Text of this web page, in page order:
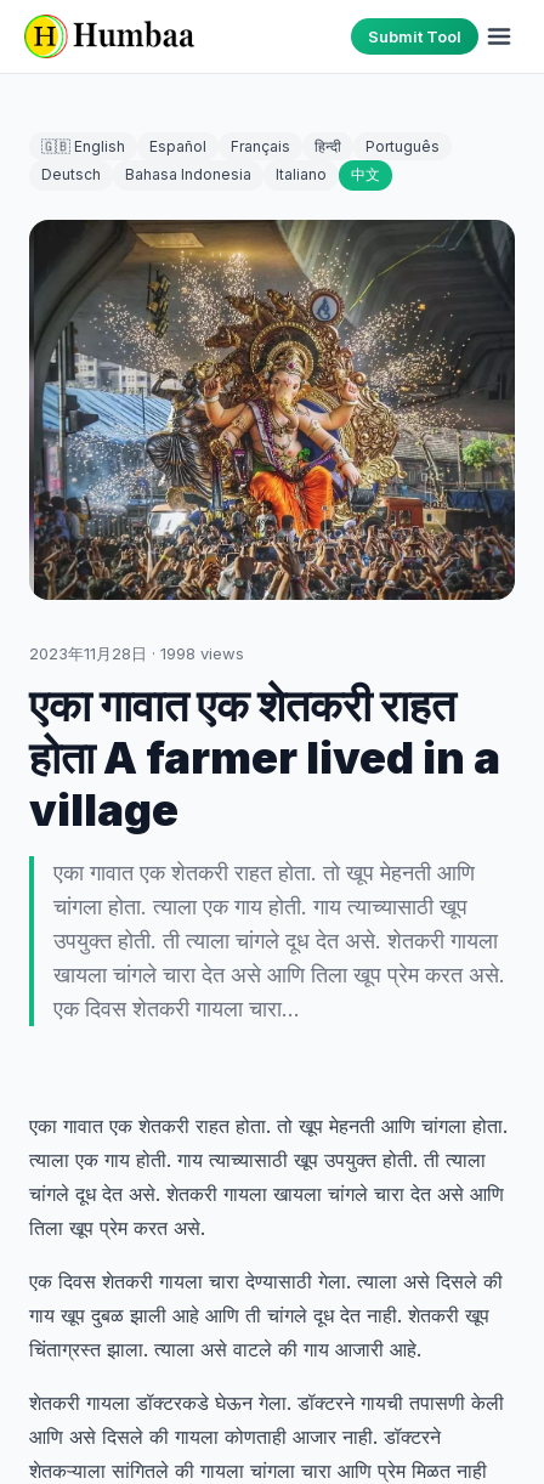
Submit Tool
🇬🇧 English Español Français हिन्दी
Português
Deutsch
Bahasa Indonesia Italiano 中文
2023年11月28日 · 1998 views
एका गावात एक शेतकरी राहत
होता A farmer lived in a
village
एका गावात एक शेतकरी राहत होता. तो खूप मेहनती आणि
चांगला होता. त्याला एक गाय होती. गाय त्याच्यासाठी खूप
उपयुक्त होती. ती त्याला चांगले दूध देत असे. शेतकरी गायला
खायला चांगले चारा देत असे आणि तिला खूप प्रेम करत असे.
एक दिवस शेतकरी गायला चारा…
एका गावात एक शेतकरी राहत होता. तो खूप मेहनती आणि चांगला होता.
त्याला एक गाय होती. गाय त्याच्यासाठी खूप उपयुक्त होती. ती त्याला
चांगले दूध देत असे. शेतकरी गायला खायला चांगले चारा देत असे आणि
तिला खूप प्रेम करत असे.
एक दिवस शेतकरी गायला चारा देण्यासाठी गेला. त्याला असे दिसले की
गाय खूप दुबळ झाली आहे आणि ती चांगले दूध देत नाही. शेतकरी खूप
चिंताग्रस्त झाला. त्याला असे वाटले की गाय आजारी आहे.
शेतकरी गायला डॉक्टरकडे घेऊन गेला. डॉक्टरने गायची तपासणी केली
आणि असे दिसले की गायला कोणताही आजार नाही. डॉक्टरने
शेतकऱ्याला सांगितले की गायला चांगला चारा आणि प्रेम मिळत नाही